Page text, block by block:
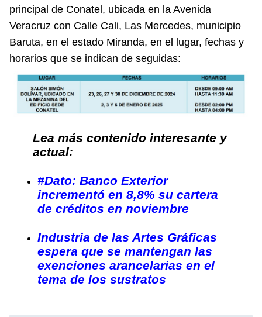
principal de Conatel, ubicada en la Avenida
Veracruz con Calle Cali, Las Mercedes, municipio
Baruta, en el estado Miranda, en el lugar, fechas y
horarios que se indican de seguidas:
Lea más contenido interesante y
actual:
#Dato: Banco Exterior
incrementó en 8,8% su cartera
de créditos en noviembre
Industria de las Artes Gráficas
espera que se mantengan las
exenciones arancelarias en el
tema de los sustratos